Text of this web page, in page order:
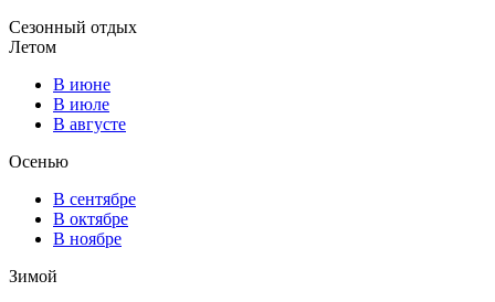
Сезонный отдых
Летом
В июне
В июле
В августе
Осенью
В сентябре
В октябре
В ноябре
Зимой